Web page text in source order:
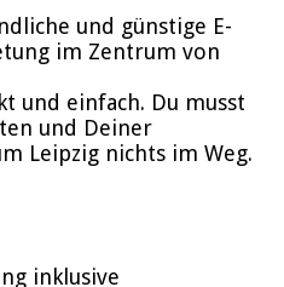
und günstige E-
im Zentrum von
und einfach. Du musst
und Deiner
Leipzig nichts im Weg.
inklusive